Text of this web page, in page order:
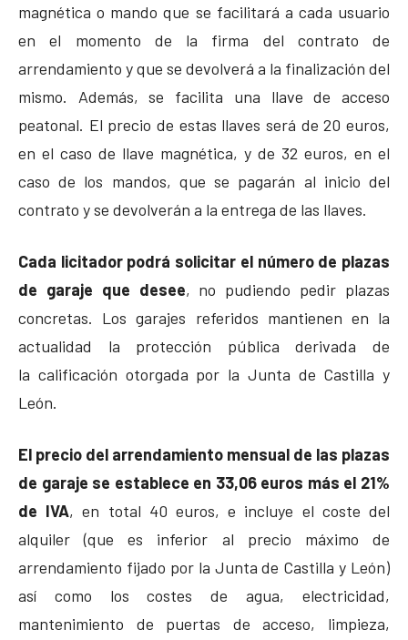
magnética o mando que se facilitará a cada usuario
en el momento de la firma del contrato de
arrendamiento y que se devolverá a la finalización del
mismo. Además, se facilita una llave de acceso
peatonal. El precio de estas llaves será de 20 euros,
en el caso de llave magnética, y de 32 euros, en el
caso de los mandos, que se pagarán al inicio del
contrato y se devolverán a la entrega de las llaves.
Cada licitador podrá solicitar el número de plazas
de garaje que desee, no pudiendo pedir plazas
concretas. Los garajes referidos mantienen en la
actualidad la protección pública derivada de
la calificación otorgada por la Junta de Castilla y
León.
El precio del arrendamiento mensual de las plazas
de garaje se establece en 33,06 euros más el 21%
de IVA, en total 40 euros, e incluye el coste del
alquiler (que es inferior al precio máximo de
arrendamiento fijado por la Junta de Castilla y León)
así como los costes de agua, electricidad,
mantenimiento de puertas de acceso, limpieza,